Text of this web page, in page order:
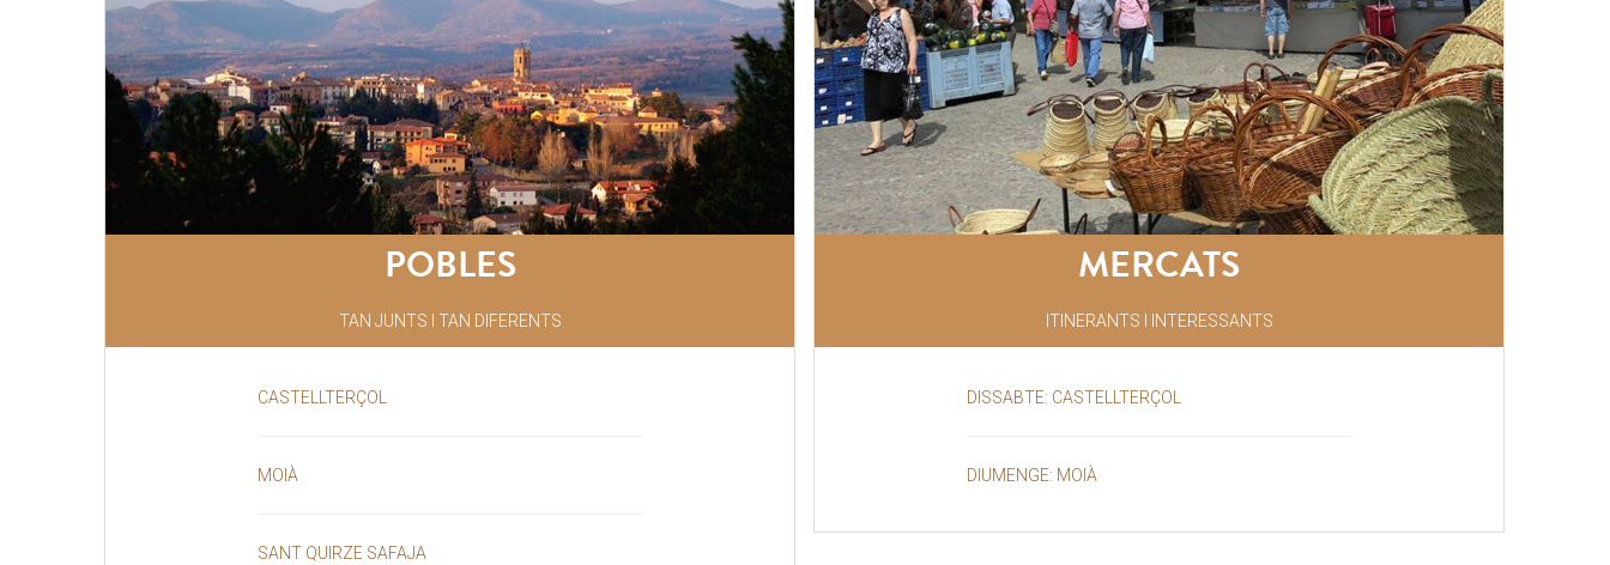
POBLES
TAN JUNTS I TAN DIFERENTS
CASTELLTERÇOL
MOIÀ
SANT QUIRZE SAFAJA
MERCATS
ITINERANTS I INTERESSANTS
DISSABTE: CASTELLTERÇOL
DIUMENGE: MOIÀ